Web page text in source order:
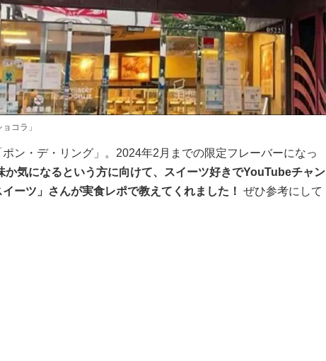
コラ」
ン・デ・リング」。2024年2月までの限定フレーバーになっ
か気になるという方に向けて、スイーツ好きでYouTubeチャン
ーツ」さんが実食レポで教えてくれました！ ぜひ参考にして